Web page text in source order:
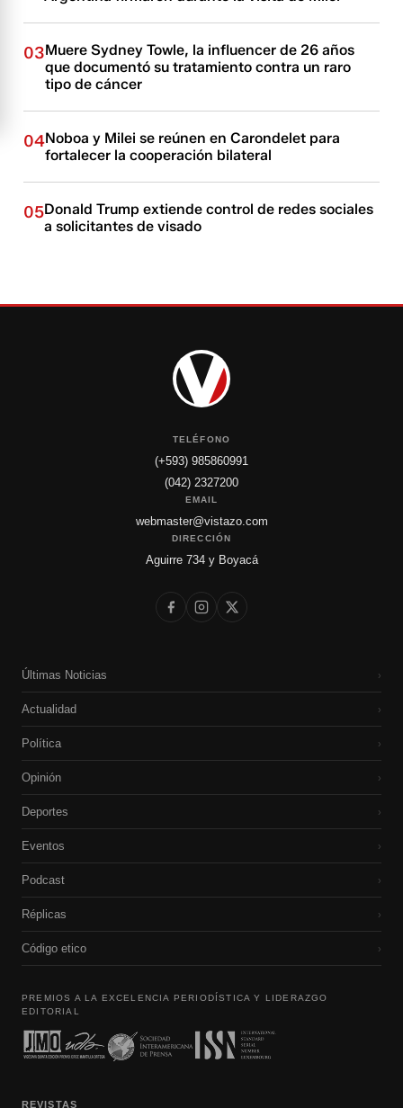
03Muere Sydney Towle, la influencer de 26 años
que documentó su tratamiento contra un raro
tipo de cáncer
04Noboa y Milei se reúnen en Carondelet para
fortalecer la cooperación bilateral
05Donald Trump extiende control de redes sociales
a solicitantes de visado
TELÉFONO
(+593) 985860991
(042) 2327200
EMAIL
webmaster@vistazo.com
DIRECCIÓN
Aguirre 734 y Boyacá
Últimas Noticias ›
Actualidad ›
Política ›
Opinión ›
Deportes ›
Eventos ›
Podcast ›
Réplicas ›
Código etico ›
PREMIOS A LA EXCELENCIA PERIODÍSTICA Y LIDERAZGO
EDITORIAL
REVISTAS